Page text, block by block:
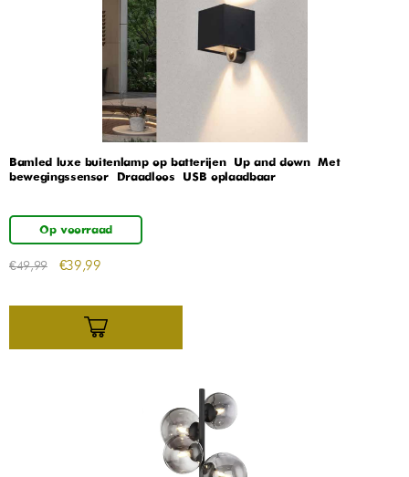
Bamled luxe buitenlamp op batterijen – Up and down – Met
bewegingssensor – Draadloos – USB oplaadbaar
Op voorraad
€49,99 €39,99